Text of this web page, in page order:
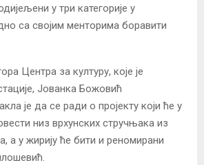
у три категорије у
са својим менторима боравити
Центра за културу, које је
Јованка Божовић
је да се ради о пројекту који ће у
низ врхунских стручњака из
а у жирију ће бити и реномирани